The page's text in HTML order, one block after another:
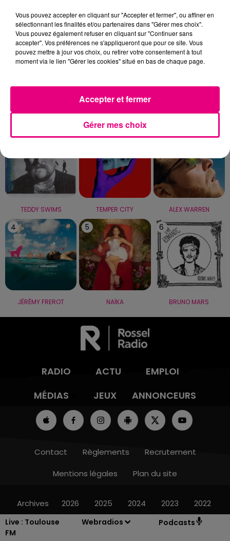
Live : Toulouse
FM
Webradios Podcasts
LE TOP
1
TEDDY SWIMS
2
TEMPER CITY
3
ALEX WARREN
4
JÉRÉMY FREROT
5
NAÏKA
6
BRUNO MARS
RADIO ACTU
EMPLOI
MÉDIAS
JEUX ANNONCEURS
Contact Règlements
Recrutement
Mentions légales
Plan du site
Archives 2026 2025 2024 2023 2022
Vous pouvez accepter en cliquant sur "Accepter et fermer", ou affiner en
sélectionnant les finalités et/ou partenaires dans "Gérer mes choix".
Vous pouvez également refuser en cliquant sur "Continuer sans
accepter". Vos préférences ne s'appliqueront que pour ce site. Vous
pouvez mettre à jour vos choix, ou retirer votre consentement à tout
moment via le lien "Gérer les cookies" situé en bas de chaque page.
Gérer mes choix
Accepter et fermer